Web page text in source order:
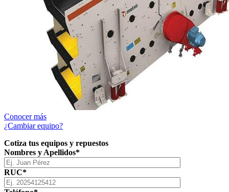
Conocer más
¿Cambiar equipo?
Cotiza tus equipos y repuestos
Nombres y Apellidos*
RUC*